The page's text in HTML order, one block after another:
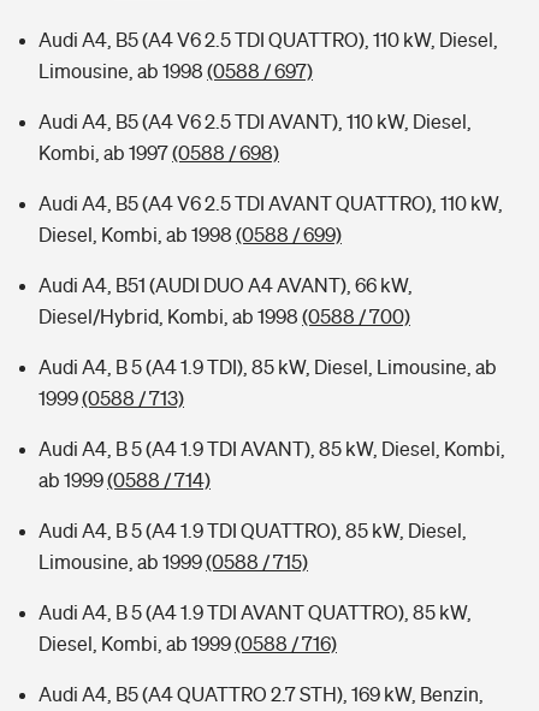
Audi A4, B5 (A4 V6 2.5 TDI QUATTRO), 110 kW, Diesel,
Limousine, ab 1998 (0588 / 697)
Audi A4, B5 (A4 V6 2.5 TDI AVANT), 110 kW, Diesel,
Kombi, ab 1997(0588 / 698)
Audi A4, B5 (A4 V6 2.5 TDI AVANT QUATTRO), 110 kW,
Diesel, Kombi, ab 1998 (0588 / 699)
Audi A4, B51 (AUDI DUO A4 AVANT), 66 kW,
Diesel/Hybrid, Kombi, ab 1998 (0588 / 700)
Audi A4, B 5 (A4 1.9 TDI), 85 kW, Diesel, Limousine, ab
1999(0588 / 713)
Audi A4, B 5 (A4 1.9 TDI AVANT), 85 kW, Diesel, Kombi,
ab 1999(0588 / 714)
Audi A4, B 5 (A4 1.9 TDI QUATTRO), 85 kW, Diesel,
Limousine, ab 1999(0588 / 715)
Audi A4, B 5 (A4 1.9 TDI AVANT QUATTRO), 85 kW,
Diesel, Kombi, ab 1999(0588 / 716)
Audi A4, B5 (A4 QUATTRO 2.7 STH), 169 kW, Benzin,